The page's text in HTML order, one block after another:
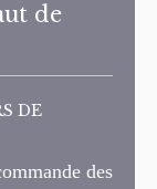
de
DE
des